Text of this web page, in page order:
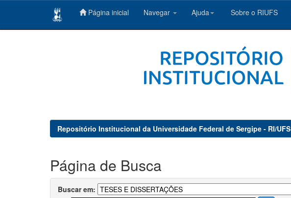
Página inicial Navegar Ajuda Sobre o RIUFS
Repositório Institucional da Universidade Federal de Sergipe - RI/UFS
Página de Busca
Buscar em: